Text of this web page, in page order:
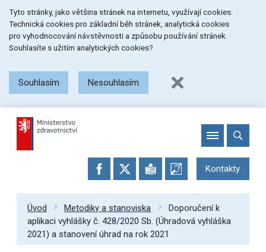
na
menu
na
obsah
na
patičku
stránky
Tyto stránky, jako většina stránek na internetu, využívají cookies:
Technická cookies pro základní běh stránek, analytická cookies
pro vyhodnocování návstěvnosti a způsobu používání stránek.
Souhlasíte s užitím analytických cookies?
Souhlasím Nesouhlasím
Kontakty
Úvod Metodiky a stanoviska
Doporučení k
aplikaci vyhlášky č. 428/2020 Sb. (Úhradová vyhláška
2021) a stanovení úhrad na rok 2021